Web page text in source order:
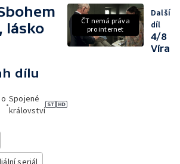
lásko
dílu
•
Spojené
království
seriál
ČT nemá práva
pro internet
Další
díl
4/8
Víra